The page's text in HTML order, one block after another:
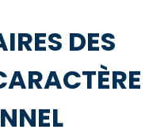
DES